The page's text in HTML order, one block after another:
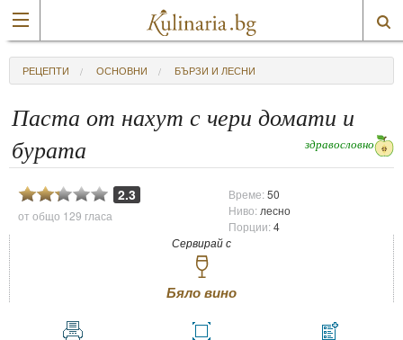
РЕЦЕПТИ ОСНОВНИ БЪРЗИ И ЛЕСНИ
Паста от нахут с чери домати и
бурата
здравословно
2.3
от общо 129 гласа
Време:50
Ниво: лесно
Порции:4
Сервирай с
Бяло вино